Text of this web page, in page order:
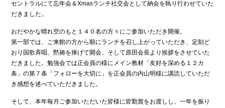
セントラルにて忘年会＆Xmasランチ社交会として納会を執り行わせていた
だきました。
おだやかな晴れ空のもと１４０名の方々にご参加いただき開催。
第一部では、ご来館の方から順にランチを召し上がっていただき、定刻ど
おり国歌斉唱、黙祷を捧げて開会。そして原田会長より挨拶をさせていた
だきました。勉強会では正会員の様にメイン教材「友好を深める１２カ
条」の第７条「フォローを大切に」を正会員の内山明様に講読していただ
き感想を述べていただきました。
そして、本年毎月ご参加いただいた皆様に皆勤賞をお渡しし、一年を振り